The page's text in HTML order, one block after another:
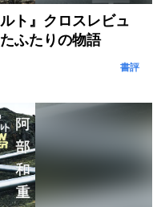
ト』クロスレビュ
ふたりの物語
書評